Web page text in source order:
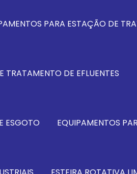
PARA ESTAÇÃO DE
DE EFLUENTES
ESGOTO EQUIPAMENTOS